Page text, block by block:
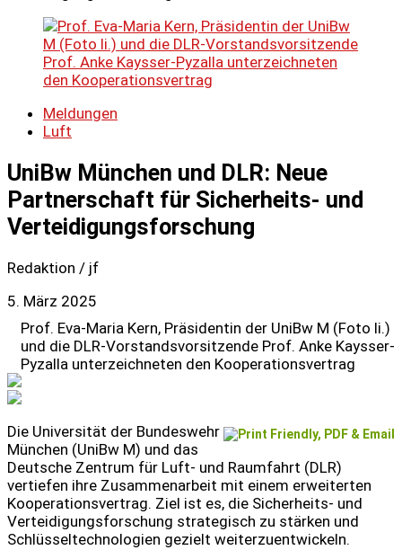
Meldungen
Luft
UniBw München und DLR: Neue
Partnerschaft für Sicherheits- und
Verteidigungsforschung
Redaktion / jf
5. März 2025
Prof. Eva-Maria Kern, Präsidentin der UniBw M (Foto li.)
und die DLR-Vorstandsvorsitzende Prof. Anke Kaysser-
Pyzalla unterzeichneten den Kooperationsvertrag
Die Universität der Bundeswehr
München (UniBw M) und das
Deutsche Zentrum für Luft- und Raumfahrt (DLR)
vertiefen ihre Zusammenarbeit mit einem erweiterten
Kooperationsvertrag. Ziel ist es, die Sicherheits- und
Verteidigungsforschung strategisch zu stärken und
Schlüsseltechnologien gezielt weiterzuentwickeln.